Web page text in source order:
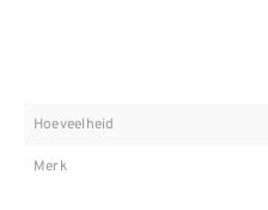
Hoeveelheid
Merk